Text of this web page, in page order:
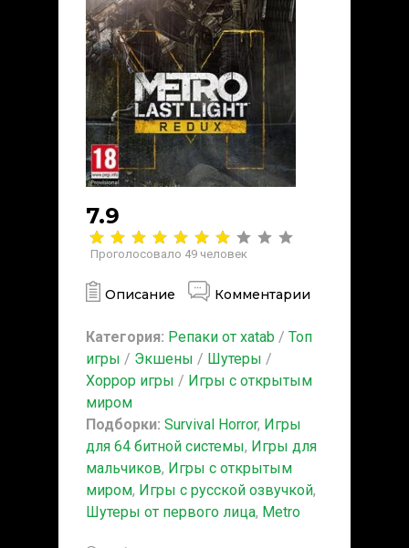
7.9
Проголосовало 49 человек
Описание Комментарии
Категория: Репаки от xatab / Топ
игры / Экшены / Шутеры /
Хоррор игры / Игры с открытым
миром
Подборки: Survival Horror, Игры
для 64 битной системы, Игры для
мальчиков, Игры с открытым
миром, Игры с русской озвучкой,
Шутеры от первого лица, Metro